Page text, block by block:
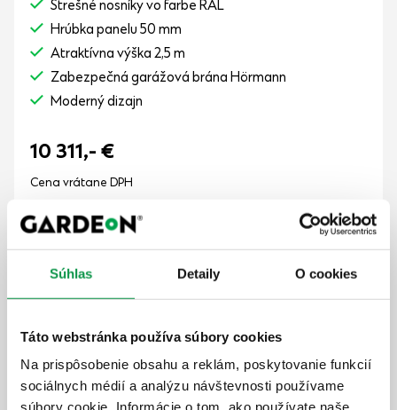
Súhlas Detaily O cookies
Táto webstránka používa súbory cookies
Na prispôsobenie obsahu a reklám, poskytovanie funkcií
sociálnych médií a analýzu návštevnosti používame
súbory cookie. Informácie o tom, ako používate naše
Strešné nosníky vo farbe RAL
Hrúbka panelu 50 mm
Atraktívna výška 2,5 m
Zabezpečná garážová brána Hörmann
Moderný dizajn
10 311,- €
Cena vrátane DPH
Zobraziť detail
GARDEON® Garáž s dverami Hörmann,
oknom a ľavým prístreškom
3 m x 6 m + prístrešok